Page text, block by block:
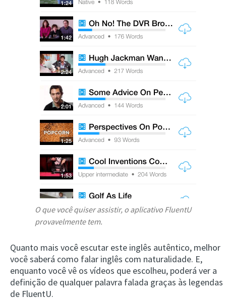
O que você quiser assistir, o aplicativo FluentU
provavelmente tem.
Quanto mais você escutar este inglês autêntico, melhor
você saberá como falar inglês com naturalidade. E,
enquanto você vê os vídeos que escolheu, poderá ver a
definição de qualquer palavra falada graças às legendas
de FluentU.